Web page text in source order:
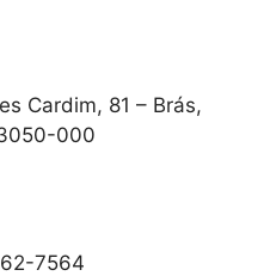
Cardim, 81 – Brás,
000
7564